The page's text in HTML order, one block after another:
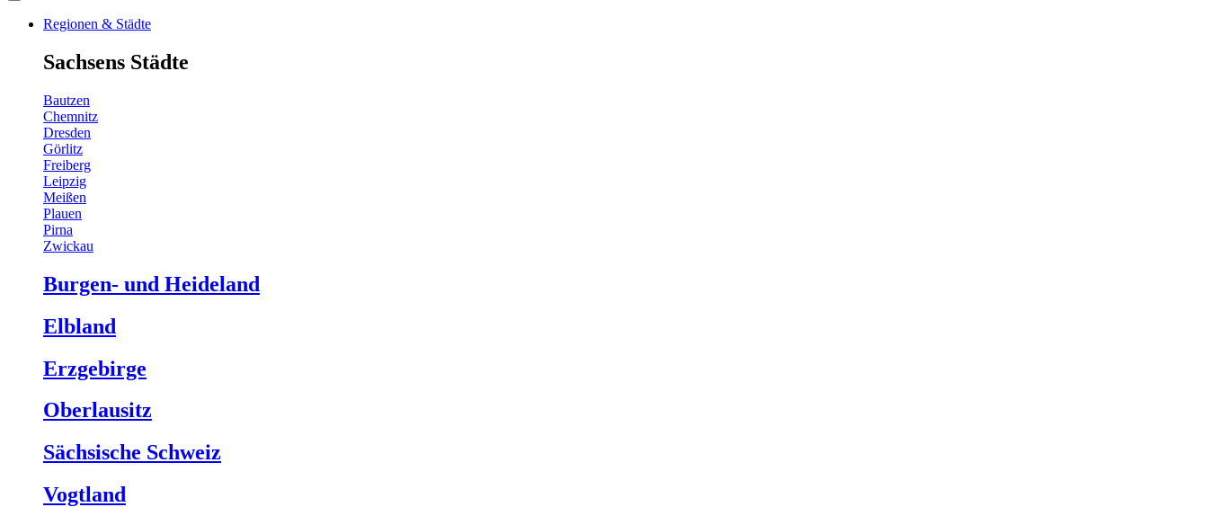
Regionen & Städte
Sachsens Städte
Bautzen
Chemnitz
Dresden
Görlitz
Freiberg
Leipzig
Meißen
Plauen
Pirna
Zwickau
Burgen- und Heideland
Elbland
Erzgebirge
Oberlausitz
Sächsische Schweiz
Vogtland